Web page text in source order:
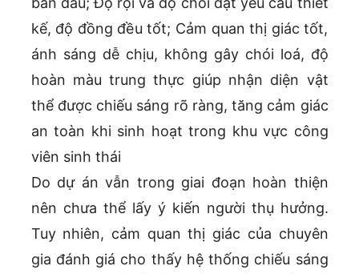
kế, độ đồng đều tốt; Cảm quan thị giác tốt,
ánh sáng dễ chịu, không gây chói loá, độ
hoàn màu trung thực giúp nhận diện vật
thể được chiếu sáng rõ ràng, tăng cảm giác
an toàn khi sinh hoạt trong khu vực công
viên sinh thái
Do dự án vẫn trong giai đoạn hoàn thiện
nên chưa thể lấy ý kiến người thụ hưởng.
Tuy nhiên, cảm quan thị giác của chuyên
gia đánh giá cho thấy hệ thống chiếu sáng